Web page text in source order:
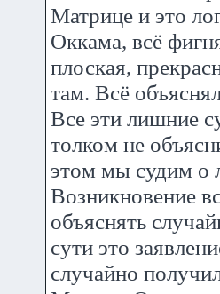
Матрице и это
Оккама, всё
плоская,
там. Всё
Все эти лишние
толком не
этом мы судим о
Возникновение
объяснять
сути это
случайно